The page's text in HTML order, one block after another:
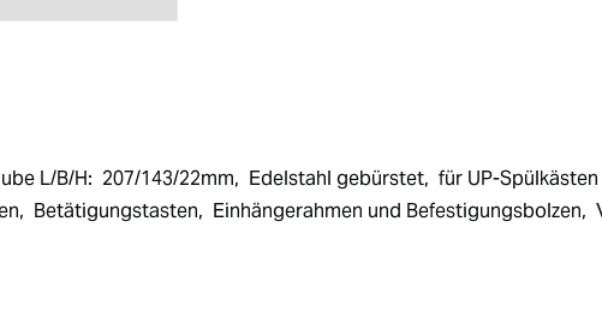
L/B/H:  207/143/22mm,  Edelstahl gebürstet,  für UP-
Betätigungstasten,  Einhängerahmen und Befestigungsbolzen,